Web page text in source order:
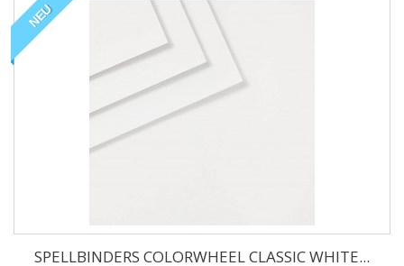
NEU
SPELLBINDERS COLORWHEEL CLASSIC WHITE...